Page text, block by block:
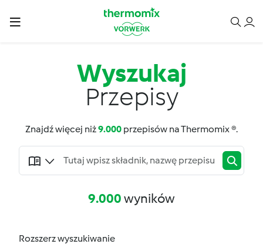
Wyszukaj
Przepisy
Znajdź więcej niż9.000 przepisów na Thermomix ®.
9.000wyników
Rozszerz wyszukiwanie